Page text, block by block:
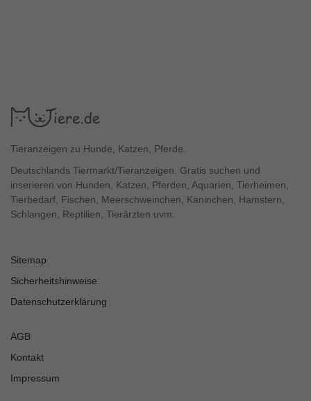
Tieranzeigen zu Hunde, Katzen, Pferde.
Deutschlands Tiermarkt/Tieranzeigen. Gratis suchen und
inserieren von Hunden, Katzen, Pferden, Aquarien, Tierheimen,
Tierbedarf, Fischen, Meerschweinchen, Kaninchen, Hamstern,
Schlangen, Reptilien, Tierärzten uvm.
Sitemap
Sicherheitshinweise
Datenschutzerklärung
AGB
Kontakt
Impressum